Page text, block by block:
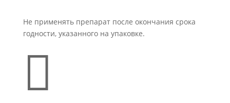
Не применять препарат после окончания срока
годности, указанного на упаковке.
